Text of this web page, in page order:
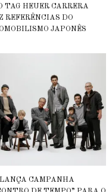
TAG HEUER CARRERA
REFERÊNCIAS DO
JAPONÊS
CAMPANHA